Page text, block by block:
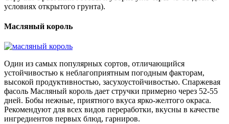
условиях открытого грунта).
Масляный король
Один из самых популярных сортов, отличающийся
устойчивостью к неблагоприятным погодным факторам,
высокой продуктивностью, засухоустойчивостью. Спаржевая
фасоль Масляный король дает стручки примерно через 52-55
дней. Бобы нежные, приятного вкуса ярко-желтого окраса.
Рекомендуют для всех видов переработки, вкусны в качестве
ингредиентов первых блюд, гарниров.